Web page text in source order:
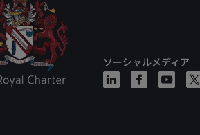
ソーシャルメディア